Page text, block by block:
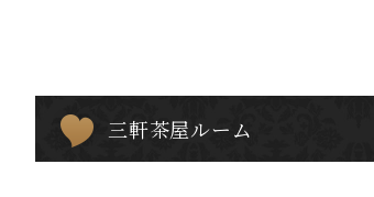
三軒茶屋ルーム